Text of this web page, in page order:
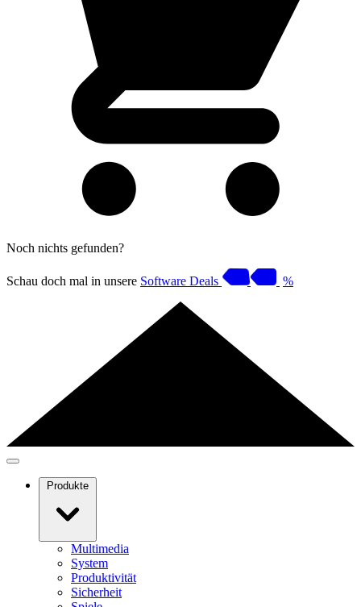
Noch nichts gefunden?
Schau doch mal in unsere Software Deals %
Produkte
Multimedia
System
Produktivität
Sicherheit